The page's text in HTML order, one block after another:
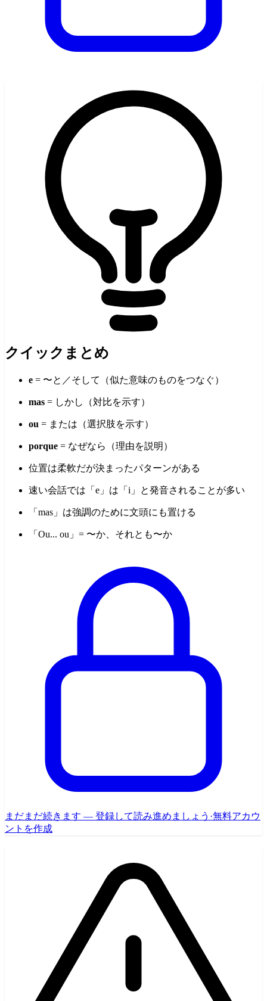
クイックまとめ
e = 〜と／そして（似た意味のものをつなぐ）
mas = しかし（対比を示す）
ou = または（選択肢を示す）
porque = なぜなら（理由を説明）
位置は柔軟だが決まったパターンがある
速い会話では「e」は「i」と発音されることが多い
「mas」は強調のために文頭にも置ける
「Ou... ou」= 〜か、それとも〜か
まだまだ続きます — 登録して読み進めましょう ·無料アカウ
ントを作成